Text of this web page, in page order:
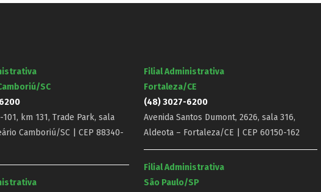
SC
101, km 131, Trade Park, sala
Camboriú/SC | CEP 88340-
Filial Administrativa
Fortaleza/CE
(48) 3027-6200
Avenida Santos Dumont, 2626, sala 316,
Aldeota – Fortaleza/CE | CEP 60150-162
Filial Administrativa
São Paulo/SP